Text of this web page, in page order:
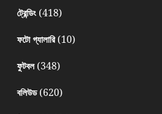
ট্রেন্ডিং(418)
ফটো গ্যালারি(10)
ফুটবল(348)
বলিউড(620)